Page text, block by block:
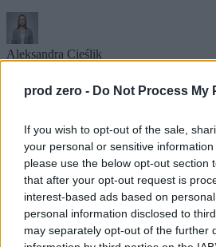
prod zero - Do Not Process My
If you wish to opt-out of the sale,
your personal or sensitive
please use the below opt-out section
that after your opt-out request is
interest-based ads based on
personal information disclosed to
may separately opt-out of the further
Aleksandra Cieślik
Reklama